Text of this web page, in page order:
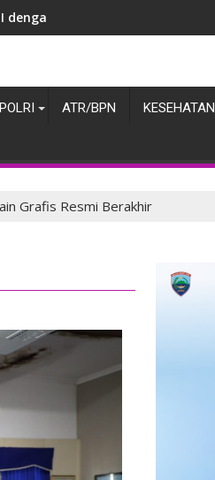
Masyarakat Belawan
POLRI ATR/BPN KESEHATAN
Grafis Resmi Berakhir